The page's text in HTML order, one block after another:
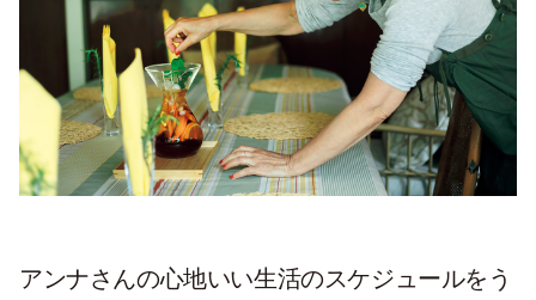
アンナさんの心地いい生活のスケジュールをう